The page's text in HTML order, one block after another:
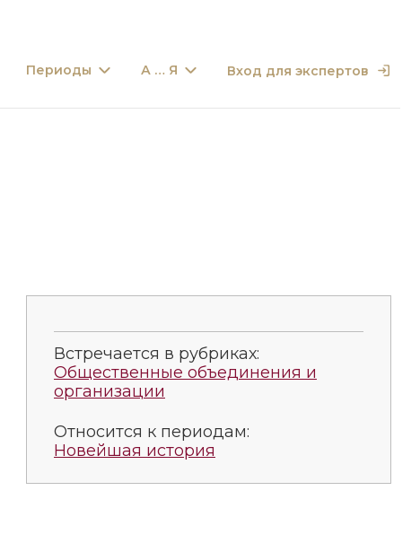
Периоды А … Я Вход для экспертов
Встречается в рубриках:
Общественные объединения и
организации
Относится к периодам:
Новейшая история